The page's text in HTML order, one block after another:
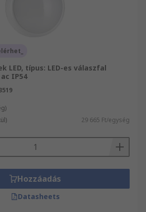
LED, típus: LED-es válaszfal
IP54
29 665 Ft/egység
Hozzáadás
Datasheets